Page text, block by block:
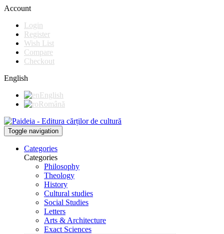
Account
Login
Register
Wish List
Compare
Checkout
English
English
Română
Toggle navigation
Categories
Categories
Philosophy
Theology
History
Cultural studies
Social Studies
Letters
Arts & Architecture
Exact Sciences